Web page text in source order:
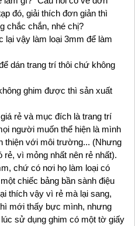
đó, giải thích đơn giản thì
chắc chắn, nhé chị?
vậy làm loại 3mm để làm
dán trang trí thôi chứ không
ghim được thì sản xuất
rẻ và mục đích là trang trí
người muốn thể hiện là mình
thiện với môi trường... (Nhưng
vì mỏng nhất nên rẻ nhất).
chứ có nơi họ làm loại có
chiếc bảng bần sành điệu
thích vậy vì rẻ mà lại sang,
mới thấy bực mình, nhưng
sử dụng ghim có một tờ giấy